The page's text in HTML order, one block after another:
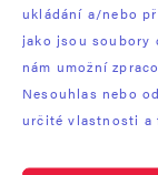
ukládání a/nebo
jako jsou soubory
nám umožní
Nesouhlas nebo
určité vlastnosti a
DUŠIČKOVÝ